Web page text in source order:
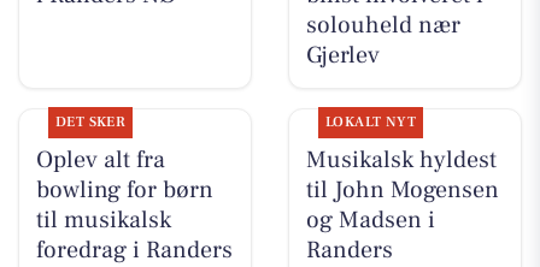
solouheld nær
Gjerlev
DET SKER
Oplev alt fra
bowling for børn
til musikalsk
foredrag i Randers
LOKALT NYT
Musikalsk hyldest
til John Mogensen
og Madsen i
Randers